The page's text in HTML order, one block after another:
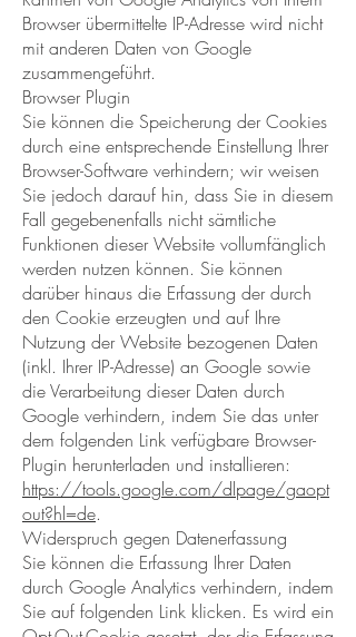
Browser übermittelte IP-Adresse wird nicht
mit anderen Daten von Google
zusammengeführt.
Browser Plugin
Sie können die Speicherung der Cookies
durch eine entsprechende Einstellung Ihrer
Browser-Software verhindern; wir weisen
Sie jedoch darauf hin, dass Sie in diesem
Fall gegebenenfalls nicht sämtliche
Funktionen dieser Website vollumfänglich
werden nutzen können. Sie können
darüber hinaus die Erfassung der durch
den Cookie erzeugten und auf Ihre
Nutzung der Website bezogenen Daten
(inkl. Ihrer IP-Adresse) an Google sowie
die Verarbeitung dieser Daten durch
Google verhindern, indem Sie das unter
dem folgenden Link verfügbare Browser-
Plugin herunterladen und installieren:
https://tools.google.com/dlpage/gaopt
out?hl=de.
Widerspruch gegen Datenerfassung
Sie können die Erfassung Ihrer Daten
durch Google Analytics verhindern, indem
Sie auf folgenden Link klicken. Es wird ein